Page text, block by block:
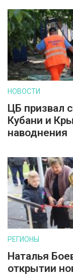
НОВОСТИ
ЦБ призвал
Кубани и
наводнения
РЕГИОНЫ
Наталья
открытии